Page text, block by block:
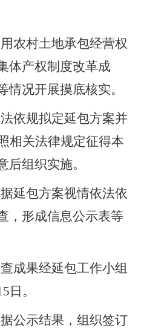
农村土地承包经营权
体产权制度改革成
情况开展摸底核实。
依规拟定延包方案并
相关法律规定征得本
后组织实施。
延包方案视情依法依
，形成信息公示表等
成果经延包工作小组
日。
公示结果，组织签订